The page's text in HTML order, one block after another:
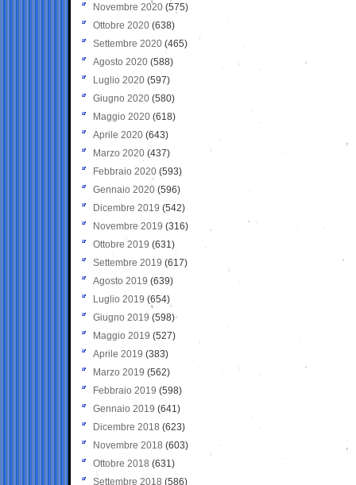
Novembre 2020 (575)
Ottobre 2020 (638)
Settembre 2020(465)
Agosto 2020 (588)
Luglio 2020 (597)
Giugno 2020 (580)
Maggio 2020 (618)
Aprile 2020 (643)
Marzo 2020 (437)
Febbraio 2020 (593)
Gennaio 2020 (596)
Dicembre 2019 (542)
Novembre 2019 (316)
Ottobre 2019 (631)
Settembre 2019 (617)
Agosto 2019 (639)
Luglio 2019 (654)
Giugno 2019 (598)
Maggio 2019 (527)
Aprile 2019 (383)
Marzo 2019 (562)
Febbraio 2019 (598)
Gennaio 2019 (641)
Dicembre 2018 (623)
Novembre 2018 (603)
Ottobre 2018 (631)
Settembre 2018 (586)